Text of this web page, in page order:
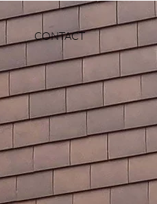
CONTACT